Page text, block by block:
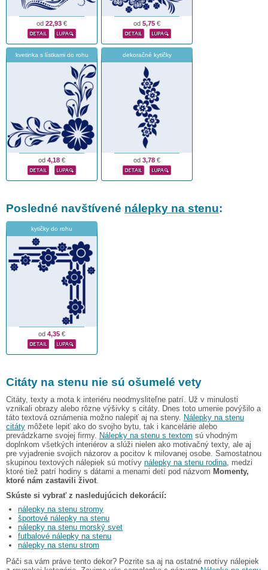
od 22,93 € od 5,75 €
kvetinka s lístkami do rohu
od 4,18 €
dekoračné kytičky
od 3,78 €
Posledné navštívené nálepky na stenu:
kytičky do rohu
od 4,35 €
Citáty na stenu nie sú ošumelé vety
Citáty, texty a mota k interiéru neodmysliteľne patrí. Už v minulosti
vznikali obrazy alebo rôzne výšivky s citáty. Dnes toto umenie povýšilo a
táto textová oznámenia možno nalepiť aj na steny. Nálepky na stenu
citáty môžete lepiť ako do svojho bytu, tak i kancelárie alebo
prevádzkarne svojej firmy. Nálepky na stenu s textom sú vhodným
doplnkom všetkých interiérov a slúži nielen ako motivačný texty, ale aj
pre vyjadrenie svojich názorov a pocitov k milovanej osobe. Samostatnou
skupinou textových nálepiek sú motívy nálepky na stenu rodina, medzi
ktoré tiež patrí hodiny s dátami a menami detí pod názvom Momenty,
ktoré nám zastavili život.
Skúste si vybrať z nasledujúcich dekorácií:
nálepky na stenu stromy
športové nálepky na stenu
nálepky na stenu morský svet
futbalové nálepky na stenu
nálepky na stenu strom
Páči sa vám práve tento dekor? Pozrite sa aj na ostatné motívy nálepiek